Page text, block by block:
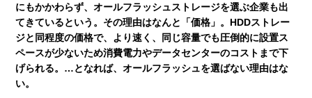
にもかかわらず、オールフラッシュストレージを選ぶ企業も出
てきているという。その理由はなんと「価格」。HDDストレー
ジと同程度の価格で、より速く、同じ容量でも圧倒的に設置ス
ペースが少ないため消費電力やデータセンターのコストまで下
げられる。…となれば、オールフラッシュを選ばない理由はな
い。